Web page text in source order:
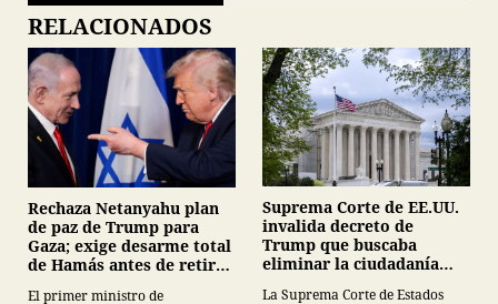
RELACIONADOS
Rechaza Netanyahu plan
de paz de Trump para
Gaza; exige desarme total
de Hamás antes de retirar
El primer ministro de
Suprema Corte de EE.UU.
invalida decreto de
Trump que buscaba
eliminar la ciudadanía
La Suprema Corte de Estados